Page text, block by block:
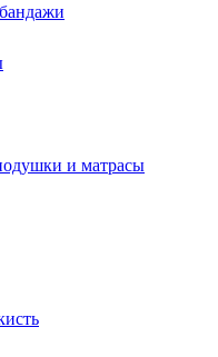
и матрасы